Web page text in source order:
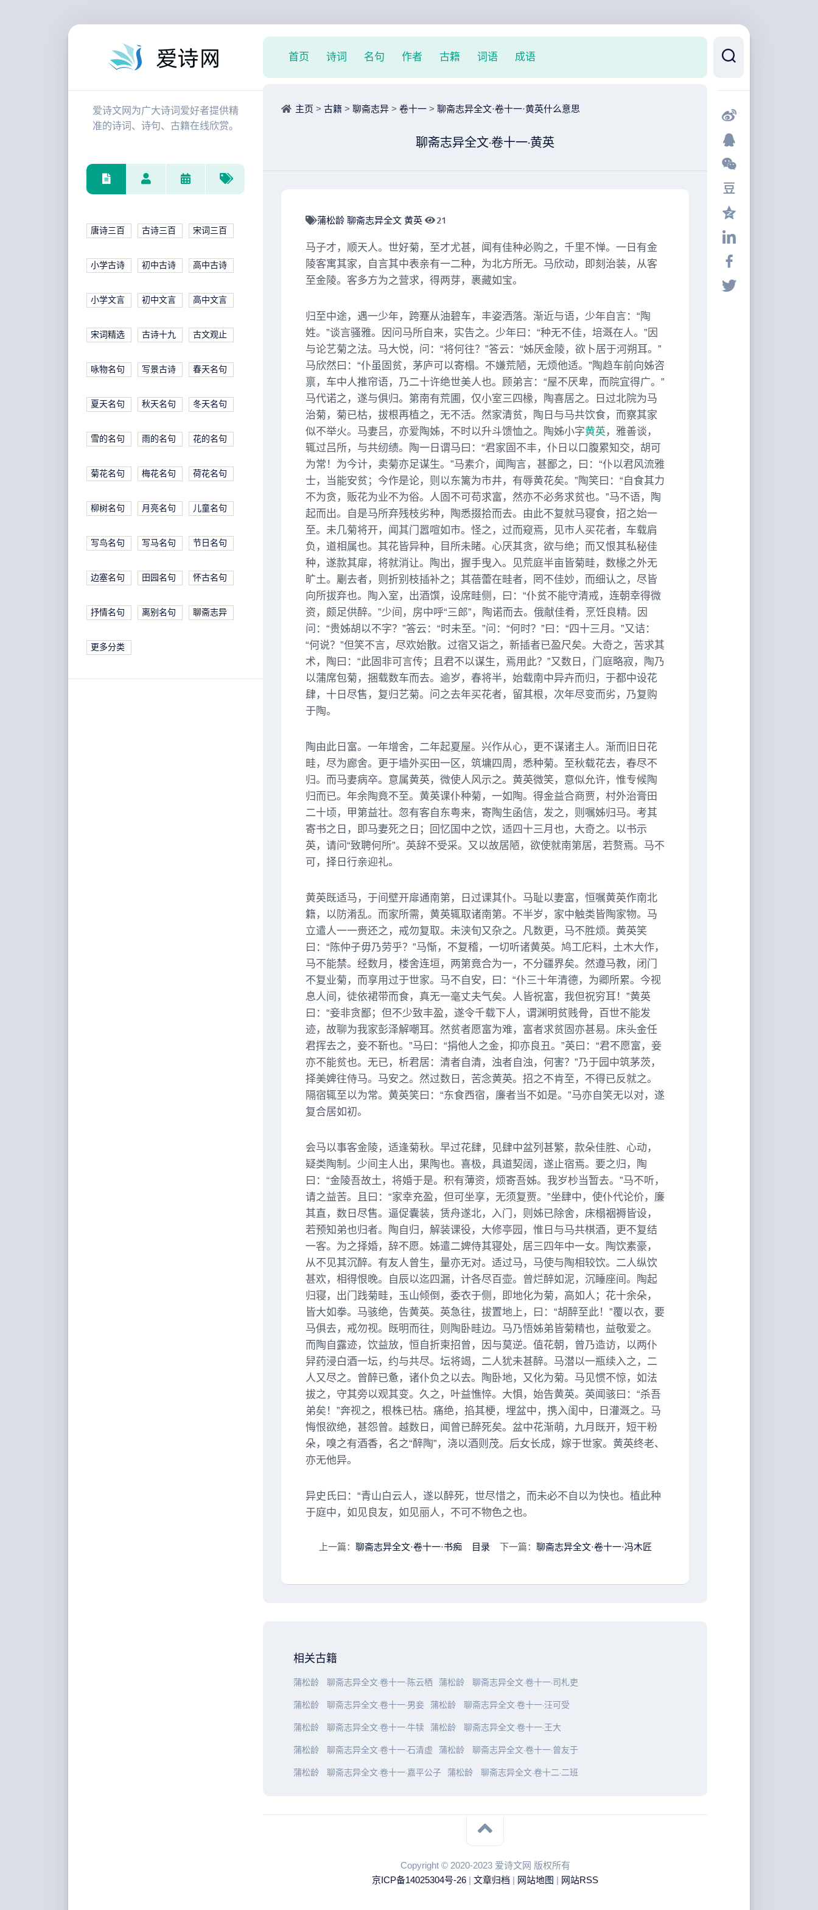
爱诗文网为广大诗词爱好者提供精
准的诗词、诗句、古籍在线欣赏。
唐诗三百 古诗三百 宋词三百
小学古诗 初中古诗 高中古诗
小学文言 初中文言 高中文言
宋词精选 古诗十九 古文观止
咏物名句 写景古诗 春天名句
夏天名句 秋天名句 冬天名句
雪的名句 雨的名句 花的名句
菊花名句 梅花名句 荷花名句
柳树名句 月亮名句 儿童名句
写鸟名句 写马名句 节日名句
边塞名句 田园名句 怀古名句
抒情名句 离别名句 聊斋志异
更多分类
首页 诗词 名句 作者 古籍 词语 成语
主页 > 古籍 > 聊斋志异 > 卷十一 > 聊斋志异全文·卷十一·黄英什么意思
聊斋志异全文·卷十一·黄英
蒲松龄 聊斋志异全文 黄英 21
马子才，顺天人。世好菊，至才尤甚，闻有佳种必购之，千里不惮。一日有金
陵客寓其家，自言其中表亲有一二种，为北方所无。马欣动，即刻治装，从客
至金陵。客多方为之营求，得两芽，裹藏如宝。
归至中途，遇一少年，跨蹇从油碧车，丰姿洒落。渐近与语，少年自言：“陶
姓。”谈言骚雅。因问马所自来，实告之。少年曰：“种无不佳，培溉在人。”因
与论艺菊之法。马大悦，问：“将何往？”答云：“姊厌金陵，欲卜居于河朔耳。”
马欣然曰：“仆虽固贫，茅庐可以寄榻。不嫌荒陋，无烦他适。”陶趋车前向姊咨
禀，车中人推帘语，乃二十许绝世美人也。顾弟言：“屋不厌卑，而院宜得广。”
马代诺之，遂与俱归。第南有荒圃，仅小室三四椽，陶喜居之。日过北院为马
治菊，菊已枯，拔根再植之，无不活。然家清贫，陶日与马共饮食，而察其家
似不举火。马妻吕，亦爱陶姊，不时以升斗馈恤之。陶姊小字黄英 ，雅善谈，
辄过吕所，与共纫绩。陶一日谓马曰：“君家固不丰，仆日以口腹累知交，胡可
为常！为今计，卖菊亦足谋生。”马素介，闻陶言，甚鄙之，曰：“仆以君风流雅
士，当能安贫；今作是论，则以东篱为市井，有辱黄花矣。”陶笑曰：“自食其力
不为贪，贩花为业不为俗。人固不可苟求富，然亦不必务求贫也。”马不语，陶
起而出。自是马所弃残枝劣种，陶悉掇拾而去。由此不复就马寝食，招之始一
至。未几菊将开，闻其门嚣喧如市。怪之，过而窥焉，见市人买花者，车载肩
负，道相属也。其花皆异种，目所未睹。心厌其贪，欲与绝；而又恨其私秘佳
种，遂款其扉，将就消让。陶出，握手曳入。见荒庭半亩皆菊畦，数椽之外无
旷土。劚去者，则折别枝插补之；其蓓蕾在畦者，罔不佳妙，而细认之，尽皆
向所拔弃也。陶入室，出酒馔，设席畦侧，曰：“仆贫不能守清戒，连朝幸得微
资，颇足供醉。”少间，房中呼“三郎”，陶诺而去。俄献佳肴，烹饪良精。因
问：“贵姊胡以不字？”答云：“时未至。”问：“何时？”曰：“四十三月。”又诘：
“何说？”但笑不言，尽欢始散。过宿又诣之，新插者已盈尺矣。大奇之，苦求其
术，陶曰：“此固非可言传；且君不以谋生，焉用此？”又数日，门庭略寂，陶乃
以蒲席包菊，捆载数车而去。逾岁，春将半，始载南中异卉而归，于都中设花
肆，十日尽售，复归艺菊。问之去年买花者，留其根，次年尽变而劣，乃复购
于陶。
陶由此日富。一年增舍，二年起夏屋。兴作从心，更不谋诸主人。渐而旧日花
畦，尽为廊舍。更于墙外买田一区，筑墉四周，悉种菊。至秋载花去，春尽不
归。而马妻病卒。意属黄英，微使人风示之。黄英微笑，意似允许，惟专候陶
归而已。年余陶竟不至。黄英课仆种菊，一如陶。得金益合商贾，村外治膏田
二十顷，甲第益壮。忽有客自东粤来，寄陶生函信，发之，则嘱姊归马。考其
寄书之日，即马妻死之日；回忆国中之饮，适四十三月也，大奇之。以书示
英，请问“致聘何所”。英辞不受采。又以故居陋，欲使就南第居，若赘焉。马不
可，择日行亲迎礼。
黄英既适马，于间壁开扉通南第，日过课其仆。马耻以妻富，恒嘱黄英作南北
籍，以防淆乱。而家所需，黄英辄取诸南第。不半岁，家中触类皆陶家物。马
立遣人一一赍还之，戒勿复取。未浃旬又杂之。凡数更，马不胜烦。黄英笑
曰：“陈仲子毋乃劳乎？”马惭，不复稽，一切听诸黄英。鸠工庀料，土木大作，
马不能禁。经数月，楼舍连垣，两第竟合为一，不分疆界矣。然遵马教，闭门
不复业菊，而享用过于世家。马不自安，曰：“仆三十年清德，为卿所累。今视
息人间，徒依裙带而食，真无一毫丈夫气矣。人皆祝富，我但祝穷耳！”黄英
曰：“妾非贪鄙；但不少致丰盈，遂令千载下人，谓渊明贫贱骨，百世不能发
迹，故聊为我家彭泽解嘲耳。然贫者愿富为难，富者求贫固亦甚易。床头金任
君挥去之，妾不靳也。”马曰：“捐他人之金，抑亦良丑。”英曰：“君不愿富，妾
亦不能贫也。无已，析君居：清者自清，浊者自浊，何害？”乃于园中筑茅茨，
择美婢往侍马。马安之。然过数日，苦念黄英。招之不肯至，不得已反就之。
隔宿辄至以为常。黄英笑曰：“东食西宿，廉者当不如是。”马亦自笑无以对，遂
复合居如初。
会马以事客金陵，适逢菊秋。早过花肆，见肆中盆列甚繁，款朵佳胜、心动，
疑类陶制。少间主人出，果陶也。喜极，具道契阔，遂止宿焉。要之归，陶
曰：“金陵吾故土，将婚于是。积有薄资，烦寄吾姊。我岁杪当暂去。”马不听，
请之益苦。且曰：“家幸充盈，但可坐享，无须复贾。”坐肆中，使仆代论价，廉
其直，数日尽售。逼促囊装，赁舟遂北，入门，则姊已除舍，床榻裀褥皆设，
若预知弟也归者。陶自归，解装课役，大修亭园，惟日与马共棋酒，更不复结
一客。为之择婚，辞不愿。姊遣二婢侍其寝处，居三四年中一女。陶饮素豪，
从不见其沉醉。有友人曾生，量亦无对。适过马，马使与陶相较饮。二人纵饮
甚欢，相得恨晚。自辰以迄四漏，计各尽百壶。曾烂醉如泥，沉睡座间。陶起
归寝，出门践菊畦，玉山倾倒，委衣于侧，即地化为菊，高如人；花十余朵，
皆大如拳。马骇绝，告黄英。英急往，拔置地上，曰：“胡醉至此！”覆以衣，要
马俱去，戒勿视。既明而往，则陶卧畦边。马乃悟姊弟皆菊精也，益敬爱之。
而陶自露迹，饮益放，恒自折柬招曾，因与莫逆。值花朝，曾乃造访，以两仆
舁药浸白酒一坛，约与共尽。坛将竭，二人犹未甚醉。马潜以一瓶续入之，二
人又尽之。曾醉已惫，诸仆负之以去。陶卧地，又化为菊。马见惯不惊，如法
拔之，守其旁以观其变。久之，叶益憔悴。大惧，始告黄英。英闻骇曰：“杀吾
弟矣！”奔视之，根株已枯。痛绝，掐其梗，埋盆中，携入闺中，日灌溉之。马
悔恨欲绝，甚怨曾。越数日，闻曾已醉死矣。盆中花渐萌，九月既开，短干粉
朵，嗅之有酒香，名之“醉陶”，浇以酒则茂。后女长成，嫁于世家。黄英终老、
亦无他异。
异史氏曰：“青山白云人，遂以醉死，世尽惜之，而未必不自以为快也。植此种
于庭中，如见良友，如见丽人，不可不物色之也。
上一篇： 聊斋志异全文·卷十一·书痴 目录 下一篇： 聊斋志异全文·卷十一·冯木匠
相关古籍
蒲松龄 聊斋志异全文·卷十一·陈云栖 蒲松龄 聊斋志异全文·卷十一·司札吏
蒲松龄 聊斋志异全文·卷十一·男妾 蒲松龄 聊斋志异全文·卷十一·汪可受
蒲松龄 聊斋志异全文·卷十一·牛犊 蒲松龄 聊斋志异全文·卷十一·王大
蒲松龄 聊斋志异全文·卷十一·石清虚 蒲松龄 聊斋志异全文·卷十一·曾友于
蒲松龄 聊斋志异全文·卷十一·嘉平公子 蒲松龄 聊斋志异全文·卷十二·二班
Copyright © 2020-2023 爱诗文网 版权所有
京ICP备14025304号-26 | 文章归档 | 网站地图 | 网站RSS